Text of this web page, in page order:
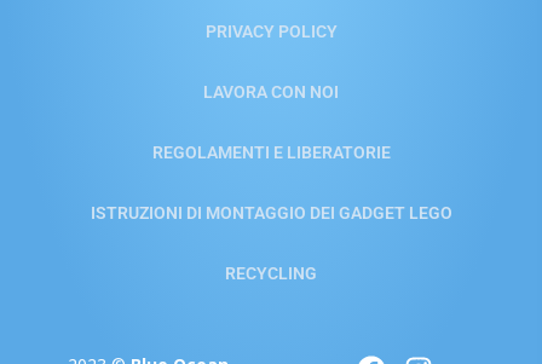
PRIVACY POLICY
LAVORA CON NOI
REGOLAMENTI E LIBERATORIE
ISTRUZIONI DI MONTAGGIO DEI GADGET LEGO
RECYCLING